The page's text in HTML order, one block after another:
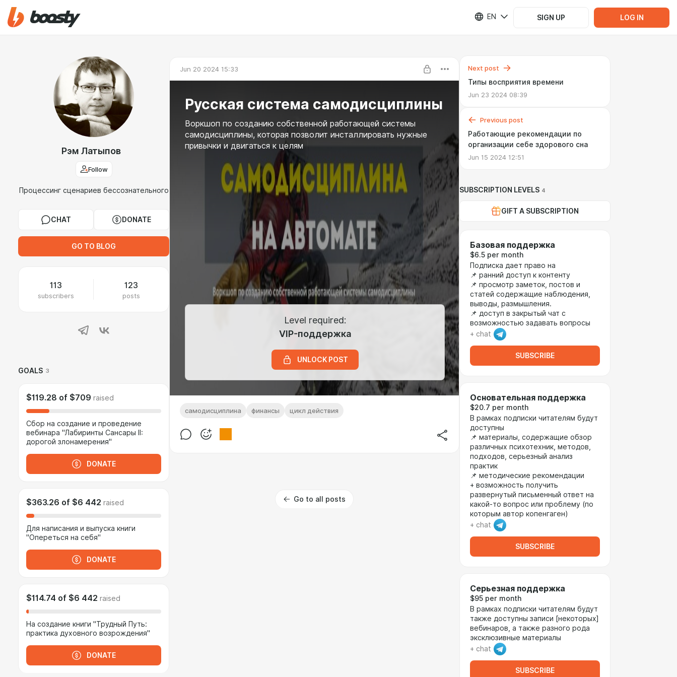
EN SIGN UP LOG IN
Рэм Латыпов
Follow
Процессинг сценариев бессознательного
CHAT DONATE
GO TO BLOG
113
subscribers
123
posts
GOALS 3
$119.28 of $709 raised
Сбор на создание и проведение
вебинара "Лабиринты Сансары II:
дорогой злонамерения"
DONATE
$363.26 of $6 442 raised
Для написания и выпуска книги
"Опереться на себя"
DONATE
$114.74 of $6 442 raised
На создание книги "Трудный Путь:
практика духовного возрождения"
DONATE
Jun 20 2024 15:33
Русская система самодисциплины
Воркшоп по созданию собственной работающей системы
самодисциплины, которая позволит инсталлировать нужные
привычки и двигаться к целям
Level required:
VIP-поддержка
UNLOCK POST
самодисциплина финансы цикл действия
Go to all posts
Next post
Типы восприятия времени
Jun 23 2024 08:39
Previous post
Работающие рекомендации по
организации себе здорового сна
Jun 15 2024 12:51
SUBSCRIPTION LEVELS 4
GIFT A SUBSCRIPTION
Базовая поддержка
$6.5 per month
Подписка дает право на
📌 ранний доступ к контенту
📌 просмотр заметок, постов и
статей содержащие наблюдения,
выводы, размышления.
📌 доступ в закрытый чат с
возможностью задавать вопросы
+ chat
SUBSCRIBE
Основательная поддержка
$20.7 per month
В рамках подписки читателям будут
доступны
📌 материалы, содержащие обзор
различных психотехник, методов,
подходов, серьезный анализ
практик
📌 методические рекомендации
+ возможность получить
развернутый письменный ответ на
какой-то вопрос или проблему (по
которым автор копенгаген)
+ chat
SUBSCRIBE
Серьезная поддержка
$95 per month
В рамках подписки читателям будут
также доступны записи [некоторых]
вебинаров, а также разного рода
эксклюзивные материалы
+ chat
SUBSCRIBE